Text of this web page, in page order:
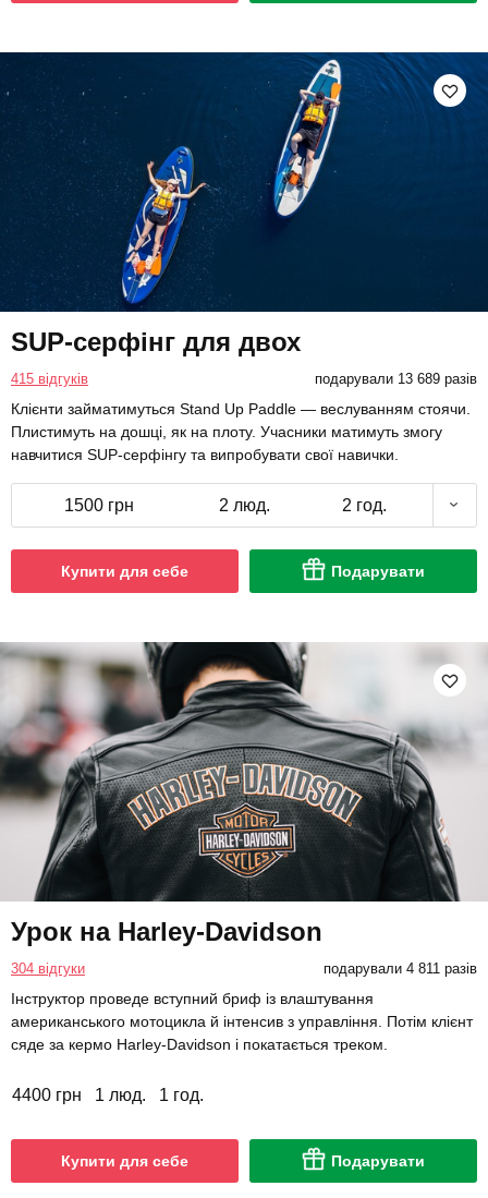
SUP-серфінг для двох
415 відгуків подарували 13 689 разів
Клієнти займатимуться Stand Up Paddle — веслуванням стоячи.
Плистимуть на дошці, як на плоту. Учасники матимуть змогу
навчитися SUP-серфінгу та випробувати свої навички.
1500 грн 2 люд. 2 год.
Купити для себе Подарувати
Урок на Harley-Davidson
304 відгуки подарували 4 811 разів
Інструктор проведе вступний бриф із влаштування
американського мотоцикла й інтенсив з управління. Потім клієнт
сяде за кермо Harley-Davidson і покатається треком.
4400 грн 1 люд. 1 год.
Купити для себе Подарувати